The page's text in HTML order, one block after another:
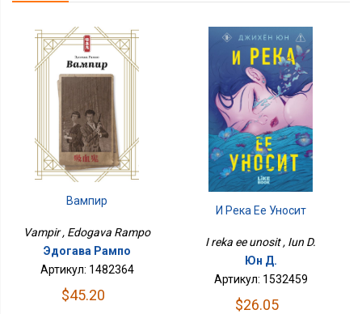
Вампир
Vampir , Edogava Rampo
Эдогава Рампо
Артикул: 1482364
$45.20
И Река Ее Уносит
I reka ee unosit , Iun D.
Юн Д.
Артикул: 1532459
$26.05